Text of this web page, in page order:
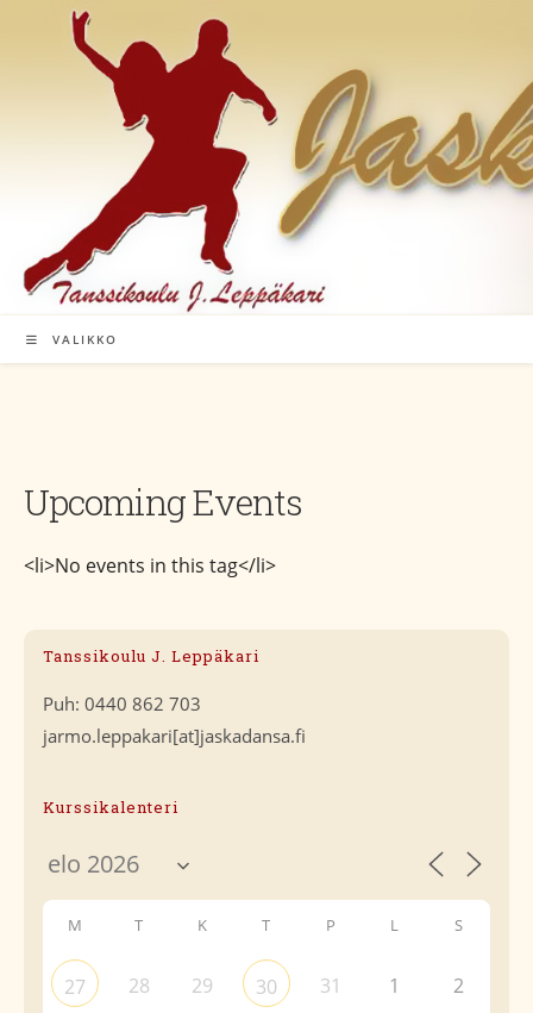
VALIKKO
Upcoming Events
<li>No events in this tag</li>
Tanssikoulu J. Leppäkari
Puh: 0440 862 703
jarmo.leppakari[at]jaskadansa.fi
Kurssikalenteri
M T K T P L S
27 28 29 30 31 1 2